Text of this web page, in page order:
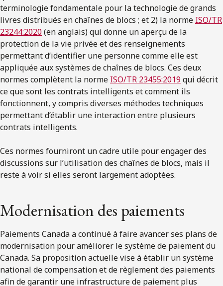
terminologie fondamentale pour la technologie de grands
livres distribués en chaînes de blocs ; et 2) la norme ISO/TR
23244:2020(en anglais) qui donne un aperçu de la
protection de la vie privée et des renseignements
permettant d’identifier une personne comme elle est
appliquée aux systèmes de chaînes de blocs. Ces deux
normes complètent la norme ISO/TR 23455:2019 qui décrit
ce que sont les contrats intelligents et comment ils
fonctionnent, y compris diverses méthodes techniques
permettant d’établir une interaction entre plusieurs
contrats intelligents.
Ces normes fourniront un cadre utile pour engager des
discussions sur l’utilisation des chaînes de blocs, mais il
reste à voir si elles seront largement adoptées.
Modernisation des paiements
Paiements Canada a continué à faire avancer ses plans de
modernisation pour améliorer le système de paiement du
Canada. Sa proposition actuelle vise à établir un système
national de compensation et de règlement des paiements
afin de garantir une infrastructure de paiement plus